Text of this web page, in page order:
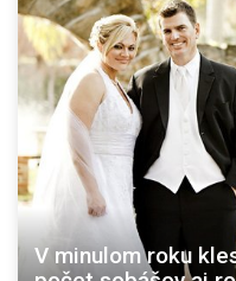
V minulom roku